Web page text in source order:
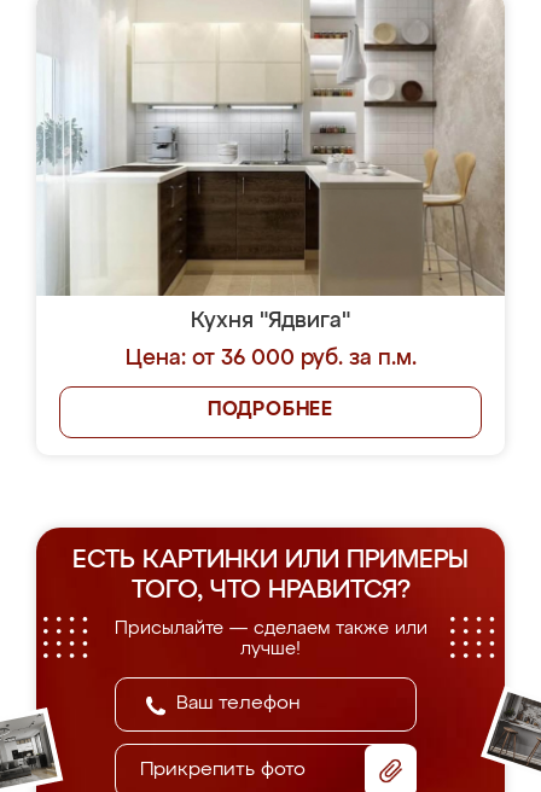
Кухня "Ядвига"
Цена: от 36 000 руб. за п.м.
ПОДРОБНЕЕ
ЕСТЬ КАРТИНКИ ИЛИ ПРИМЕРЫ
ТОГО, ЧТО НРАВИТСЯ?
Присылайте — сделаем также или
лучше!
Прикрепить фото